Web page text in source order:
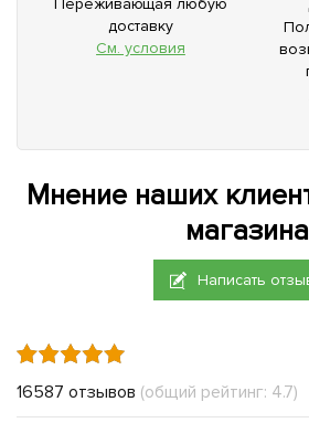
Переживающая любую
доставку
См. условия
Мнение наших
магазина
Написать
16587 отзывов (общий рейтинг: 4.7)